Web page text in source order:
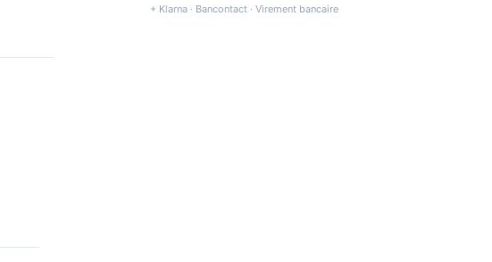
+ Klarna · Bancontact · Virement bancaire